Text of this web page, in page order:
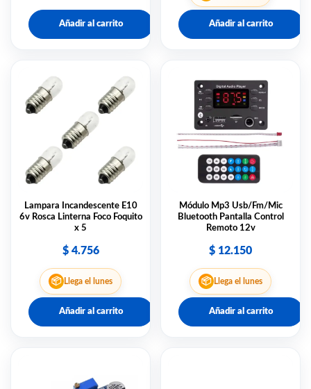
Añadir al carrito Añadir al carrito
Lampara Incandescente E10
6v Rosca Linterna Foco Foquito
x 5
$4.756
📦 Llega el lunes
Añadir al carrito
Módulo Mp3 Usb/Fm/Mic
Bluetooth Pantalla Control
Remoto 12v
$ 12.150
📦 Llega el lunes
Añadir al carrito